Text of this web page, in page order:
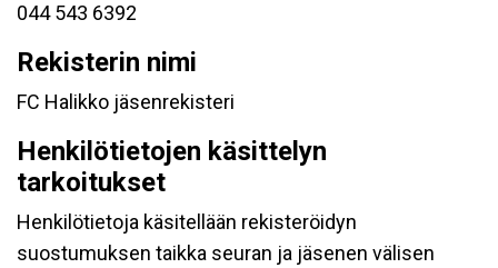
044 543 6392
Rekisterin nimi
FC Halikko jäsenrekisteri
Henkilötietojen käsittelyn
tarkoitukset
Henkilötietoja käsitellään rekisteröidyn
suostumuksen taikka seuran ja jäsenen välisen